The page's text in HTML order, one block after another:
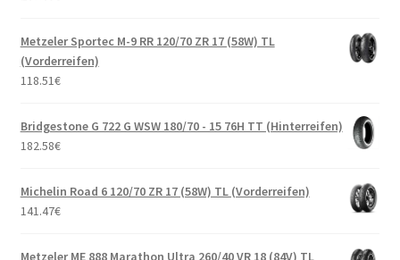
Metzeler Sportec M-9 RR 120/70 ZR 17 (58W) TL
(Vorderreifen)
118.51€
Bridgestone G 722 G WSW 180/70 - 15 76H TT (Hinterreifen)
182.58€
Michelin Road 6 120/70 ZR 17 (58W) TL (Vorderreifen)
141.47€
Metzeler ME 888 Marathon Ultra 260/40 VR 18 (84V) TL